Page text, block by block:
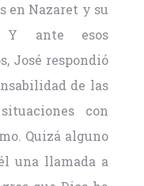
en Nazaret y su
Y ante esos
José respondió
de las
con
Quizá alguno
una llamada a